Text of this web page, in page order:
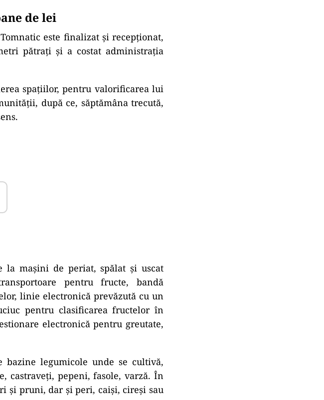
de lei
este finalizat şi recepţionat,
pătraţi şi a costat administraţia
spaţiilor, pentru valorificarea lui
după ce, săptămâna trecută,
la maşini de periat, spălat şi uscat
pentru fructe, bandă
linie electronică prevăzută cu un
pentru clasificarea fructelor în
electronică pentru greutate,
legumicole unde se cultivă,
castraveţi, pepeni, fasole, varză. În
şi pruni, dar şi peri, caişi, cireşi sau